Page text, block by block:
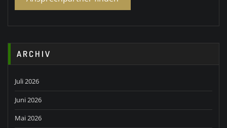
ARCHIV
Juli 2026
Juni 2026
Mai 2026